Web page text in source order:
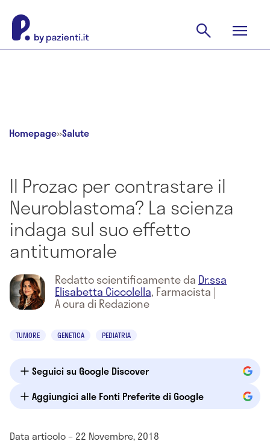
Homepage»Salute
Il Prozac per contrastare il
Neuroblastoma? La scienza
indaga sul suo effetto
antitumorale
Redatto scientificamente da Dr.ssa
Elisabetta Ciccolella, Farmacista |
A cura di Redazione
TUMORE GENETICA PEDIATRIA
Seguici su Google Discover
Aggiungici alle Fonti Preferite di Google
Data articolo – 22 Novembre, 2018